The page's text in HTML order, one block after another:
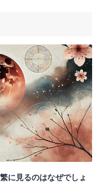
に見るのはなぜでしょ